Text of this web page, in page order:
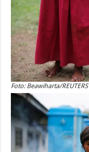
Foto: Beawiharta/REUTERS